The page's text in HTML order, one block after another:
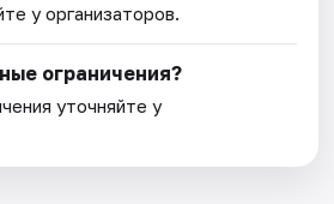
у организаторов.
ограничения?
уточняйте у